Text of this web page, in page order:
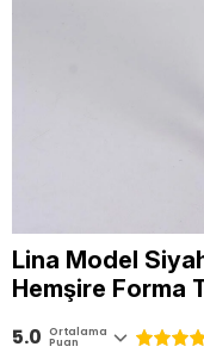
Lina Model
Hemşire Forma
5.0 Ortalama
Puan